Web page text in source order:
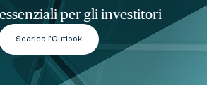
per gli investitori
Scarica l’Outlook